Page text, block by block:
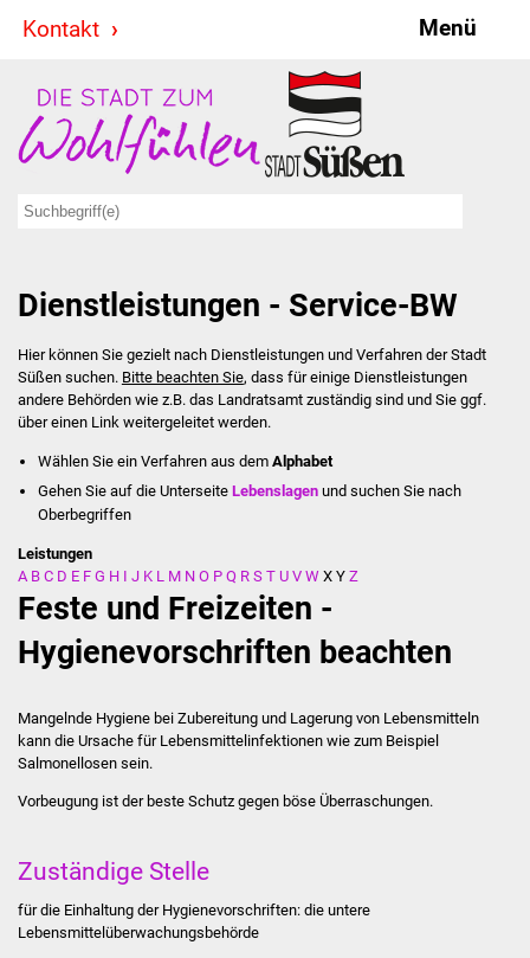
Kontakt Menü
Stadt & Politik
Bürgermeister
Ausschüsse
Ratsinformationssystem
Jugendbeirat
Summerrockfestival
Stadtverwaltung
Ansprechpartner
Stellenangebote
Kontakt
Ortsrecht
Dienstleistungen - Service-BW
Hier können Sie gezielt nach Dienstleistungen und Verfahren der Stadt
Süßen suchen. Bitte beachten Sie, dass für einige Dienstleistungen
andere Behörden wie z.B. das Landratsamt zuständig sind und Sie ggf.
über einen Link weitergeleitet werden.
Wählen Sie ein Verfahren aus dem Alphabet
Gehen Sie auf die UnterseiteLebenslagen und suchen Sie nach
Oberbegriffen
Leistungen
A B C D E F G H I J K L M N O P Q R S T U V W X Y Z
Feste und Freizeiten -
Hygienevorschriften beachten
Mangelnde Hygiene bei Zubereitung und Lagerung von Lebensmitteln
kann die Ursache für Lebensmittelinfektionen wie zum Beispiel
Salmonellosensein.
Vorbeugung ist der beste Schutz gegen böse Überraschungen.
Zuständige Stelle
für die Einhaltung der Hygienevorschriften: die untere
Lebensmittelüberwachungsbehörde